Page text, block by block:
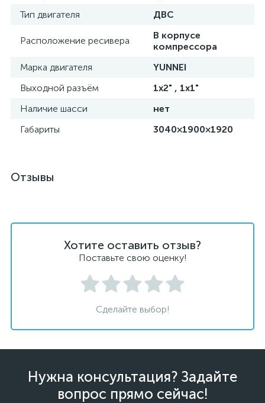
Тип двигателя
ДВС
Расположение ресивера
В корпусе
компрессора
Марка двигателя
YUNNEI
Выходной разъём
1х2" , 1х1"
Наличие шасси
нет
Габариты
3040×1900×1920
Отзывы
Хотите оставить отзыв?
Поставьте свою оценку!
Сделайте выбор!
Нужна консультация? Задайте
вопрос прямо сейчас!